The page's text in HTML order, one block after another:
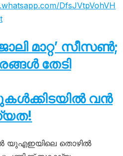
DfsJVtpVohVH
മാറ്റ’ സീസൺ;
തേടി
വൻ
യുഎഇയിലെ തൊഴിൽ